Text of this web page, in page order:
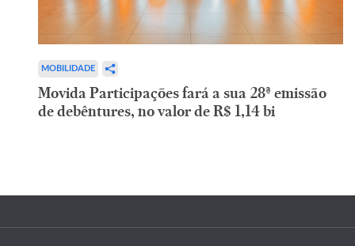
MOBILIDADE
Movida Participações fará a sua 28ª emissão
de debêntures, no valor de R$ 1,14 bi